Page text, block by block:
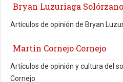
Bryan Luzuriaga Solórzano
Artículos de opinión de Bryan
Martín Cornejo Cornejo
Artículos de opinión y cultura del
Cornejo